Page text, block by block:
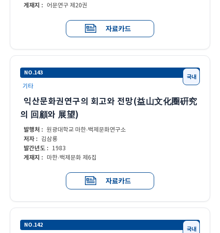
게재지 : 어문연구 제20권
자료카드
NO.143
기타
익산문화권연구의 회고와 전망(益山文化圈硏究
의 回顧와 展望)
발행처 : 원광대학교 마한·백제문화연구소
저자 : 김삼룡
발간년도 : 1983
게재지 : 마한·백제문화 제6집
자료카드
국내
NO.142
국내